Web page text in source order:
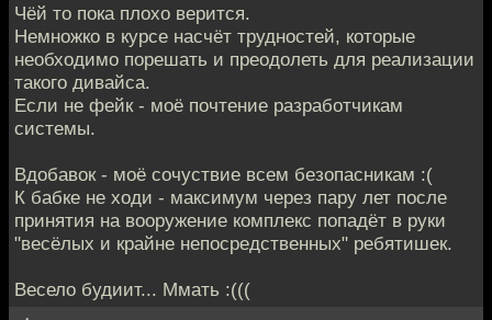
Чёй то пока плохо верится.
Немножко в курсе насчёт трудностей, которые
необходимо порешать и преодолеть для реализации
такого дивайса.
Если не фейк - моё почтение разработчикам
системы.
Вдобавок - моё сочуствие всем безопасникам :(
К бабке не ходи - максимум через пару лет после
принятия на вооружение комплекс попадёт в руки
"весёлых и крайне непосредственных" ребятишек.
Весело будиит... Ммать :(((